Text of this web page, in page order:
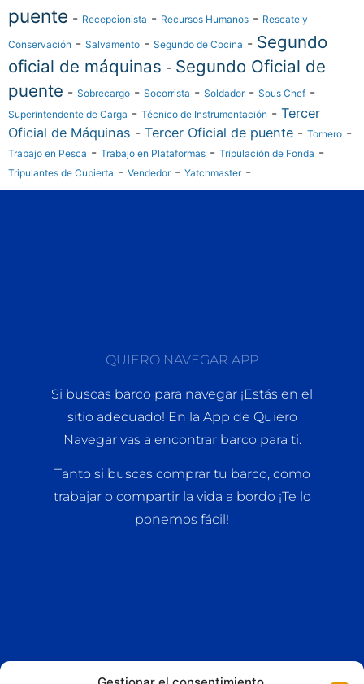
puente - Recepcionista - Recursos Humanos - Rescate y
Conservación - Salvamento - Segundo de Cocina - Segundo
oficial de máquinas - Segundo Oficial de
puente - Sobrecargo - Socorrista - Soldador- Sous Chef -
Superintendente de Carga - Técnico de Instrumentación - Tercer
Oficial de Máquinas - Tercer Oficial de puente - Tornero -
Trabajo en Pesca - Trabajo en Plataformas - Tripulación de Fonda -
Tripulantes de Cubierta - Vendedor- Yatchmaster-
QUIERO NAVEGAR APP
Si buscas barco para navegar ¡Estás en el
sitio adecuado! En la App de Quiero
Navegar vas a encontrar barco para ti.
Tanto si buscas comprar tu barco, como
trabajar o compartir la vida a bordo ¡Te lo
ponemos fácil!